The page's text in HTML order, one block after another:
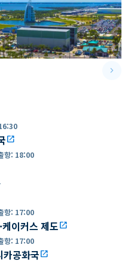
keyboard_arrow_right
open_in_new
항: 18:00
항: 17:00
이커스 제도open_in_new
항: 17:00
공화국open_in_new